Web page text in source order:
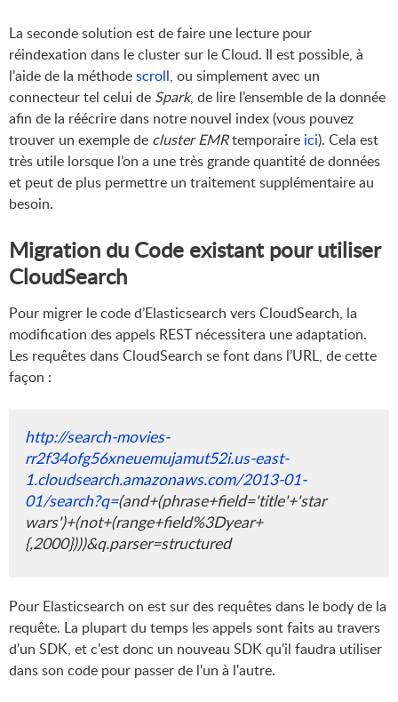
La seconde solution est de faire une lecture pour
réindexation dans le cluster sur le Cloud. Il est possible, à
l’aide de la méthodescroll, ou simplement avec un
connecteur tel celui de Spark, de lire l’ensemble de la donnée
afin de la réécrire dans notre nouvel index (vous pouvez
trouver un exemple de cluster EMRtemporaire ici). Cela est
très utile lorsque l’on a une très grande quantité de données
et peut de plus permettre un traitement supplémentaire au
besoin.
Migration du Code existant pour utiliser
CloudSearch
Pour migrer le code d’Elasticsearch vers CloudSearch, la
modification des appels REST nécessitera une adaptation.
Les requêtes dans CloudSearch se font dans l’URL, de cette
façon :
http://search-movies-
rr2f34ofg56xneuemujamut52i.us-east-
1.cloudsearch.amazonaws.com/2013-01-
01/search?q=(and+(phrase+field='title'+'star
wars')+(not+(range+field%3Dyear+
{,2000})))&q.parser=structured
Pour Elasticsearch on est sur des requêtes dans le body de la
requête. La plupart du temps les appels sont faits au travers
d'un SDK, et c'est donc un nouveau SDK qu'il faudra utiliser
dans son code pour passer de l'un à l'autre.